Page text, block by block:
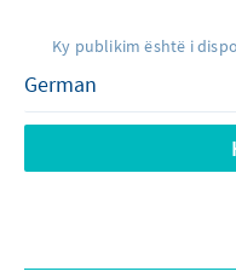
Ky publikim është i